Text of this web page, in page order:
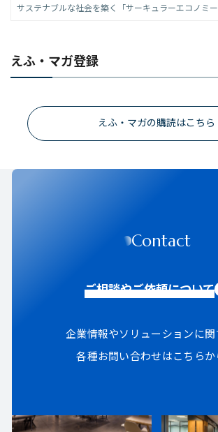
サステナブルな社会を築く「サーキュラーエコノミ
えふ・マガ登録
えふ・マガの購読はこちら
Contact
ご相談やご依頼について
企業情報やソリューションに関
各種お問い合わせはこちらか